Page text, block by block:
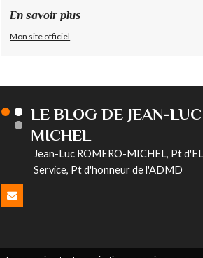
En savoir plus
Mon site officiel
LE BLOG DE JEAN-
MICHEL
Jean-Luc ROMERO-MICHEL, Pt
Service, Pt d'honneur de l'ADMD